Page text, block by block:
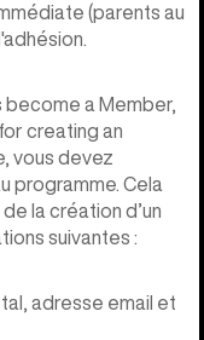
(parents au
become a Member,
creating an
vous devez
programme. Cela
la création d’un
suivantes :
adresse email et